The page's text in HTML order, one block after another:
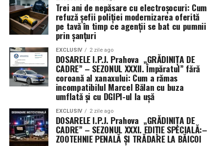
date vitale despre apărarea antirachetă și lupta anti-
dronă.
Pe de altă parte, există o dimensiune industrială
evidentă. Prin desfășurarea sistemelor SAMP/T și a
tehnologiilor anti-dronă de la Leonardo în condiții reale
de conflict, Italia își transformă misiunea într-o
veritabilă vitrină comercială. Succesul acestor
echipamente sub presiunea atacurilor din Golf ar putea
consolida poziția Italiei pe piața globală de armament,
demonstrând că tehnologia națională este pregătită
pentru cele mai dure provocări moderne.
Trei ani de nepăsare cu electroșocuri: Cum
refuză șefii poliției modernizarea oferită
pe tavă în timp ce agenții se bat cu pumnii
prin șanțuri
EXCLUSIV 2 zile ago
DOSARELE I.P.J. Prahova „GRĂDINIȚA DE
CADRE” – SEZONUL XXXII. Împăratul” fără
coroană al xanaxului: Cum a rămas
incompatibilul Marcel Bălan cu buza
umflată și cu DGIPI-ul la ușă
EXCLUSIV 2 zile ago
DOSARELE I.P.J. Prahova „GRĂDINIȚA DE
CADRE” – SEZONUL XXXI. EDIȚIE SPECIALĂ:–
ZOOTEHNIE PENALĂ ȘI TRĂDARE LA BĂICOI